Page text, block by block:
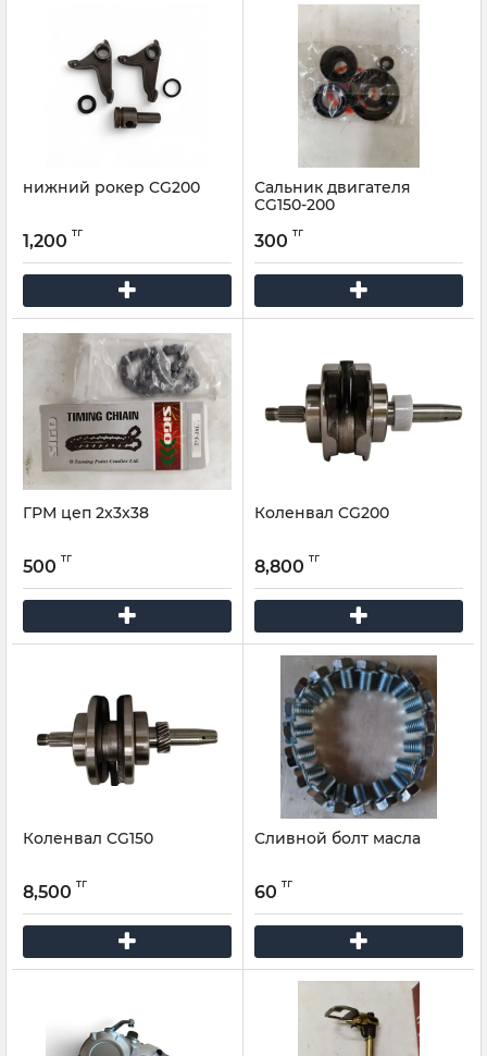
нижний рокер CG200
1,200 тг
Сальник двигателя
CG150-200
300 тг
ГРМ цеп 2x3x38
500 тг
Коленвал CG200
8,800 тг
Коленвал CG150
8,500 тг
Сливной болт масла
60 тг